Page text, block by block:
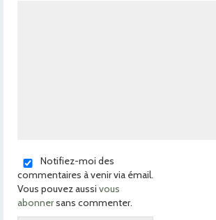
Notifiez-moi des
commentaires à venir via émail.
Vous pouvez aussi vous
abonnersans commenter.